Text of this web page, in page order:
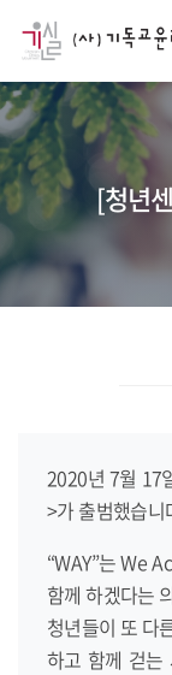
[청년
2020년 7월 17
>가 출범했습니
“WAY”는 We
함께 하겠다는
청년들이 또 다
하고 함께 걷는